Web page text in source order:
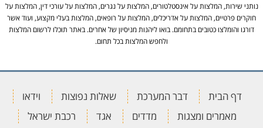
נותני שירות, המלצות על אינסטלטורים, המלצות על נגרים, המלצות על עורכי דין, המלצות על
חוקרים פרטיים, המלצות על אדריכלים, המלצות על רופאים, המלצות בעלי מקצוע, ועוד אשר
דורגו והומלצו כטובים בתחומם. בואו ליהנות מניסיון של אחרים. באתר תוכלו לרשום המלצות
ולחפש המלצות בכל תחום.
דף הבית דבר המערכת שאלות נפוצות
וידאו
מאמרים ומצגות
מדדים אגד רכבת ישראל